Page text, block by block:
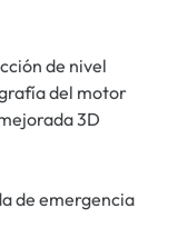
de nivel
del motor
3D
de emergencia